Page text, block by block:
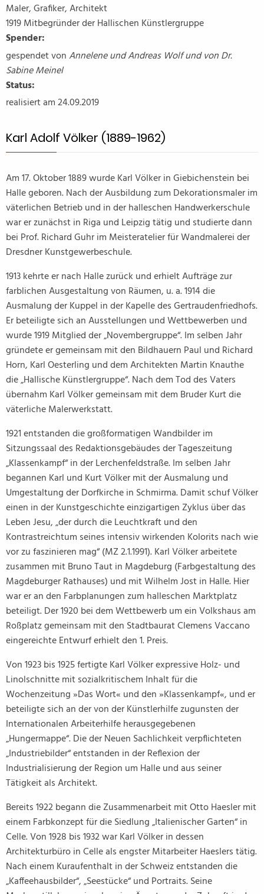
Maler, Grafiker, Architekt
1919 Mitbegründer der Hallischen Künstlergruppe
Spender:
gespendet vonAnnelene und Andreas Wolf und von Dr.
Sabine Meinel
Status:
realisiert am 24.09.2019
Karl Adolf Völker (1889-1962)
Am 17. Oktober 1889 wurde Karl Völker in Giebichenstein bei
Halle geboren. Nach der Ausbildung zum Dekorationsmaler im
väterlichen Betrieb und in der halleschen Handwerkerschule
war er zunächst in Riga und Leipzig tätig und studierte dann
bei Prof. Richard Guhr im Meisteratelier für Wandmalerei der
Dresdner Kunstgewerbeschule.
1913 kehrte er nach Halle zurück und erhielt Aufträge zur
farblichen Ausgestaltung von Räumen, u. a. 1914 die
Ausmalung der Kuppel in der Kapelle des Gertraudenfriedhofs.
Er beteiligte sich an Ausstellungen und Wettbewerben und
wurde 1919 Mitglied der „Novembergruppe“. Im selben Jahr
gründete er gemeinsam mit den Bildhauern Paul und Richard
Horn, Karl Oesterling und dem Architekten Martin Knauthe
die „Hallische Künstlergruppe“. Nach dem Tod des Vaters
übernahm Karl Völker gemeinsam mit dem Bruder Kurt die
väterliche Malerwerkstatt.
1921 entstanden die großformatigen Wandbilder im
Sitzungssaal des Redaktionsgebäudes der Tageszeitung
„Klassenkampf“ in der Lerchenfeldstraße. Im selben Jahr
begannen Karl und Kurt Völker mit der Ausmalung und
Umgestaltung der Dorfkirche in Schmirma. Damit schuf Völker
einen in der Kunstgeschichte einzigartigen Zyklus über das
Leben Jesu, „der durch die Leuchtkraft und den
Kontrastreichtum seines intensiv wirkenden Kolorits nach wie
vor zu faszinieren mag“ (MZ 2.1.1991). Karl Völker arbeitete
zusammen mit Bruno Taut in Magdeburg (Farbgestaltung des
Magdeburger Rathauses) und mit Wilhelm Jost in Halle. Hier
war er an den Farbplanungen zum halleschen Marktplatz
beteiligt. Der 1920 bei dem Wettbewerb um ein Volkshaus am
Roßplatz gemeinsam mit den Stadtbaurat Clemens Vaccano
eingereichte Entwurf erhielt den 1. Preis.
Von 1923 bis 1925 fertigte Karl Völker expressive Holz- und
Linolschnitte mit sozialkritischem Inhalt für die
Wochenzeitung »Das Wort« und den »Klassenkampf«, und er
beteiligte sich an der von der Künstlerhilfe zugunsten der
Internationalen Arbeiterhilfe herausgegebenen
„Hungermappe“. Die der Neuen Sachlichkeit verpflichteten
„Industriebilder“ entstanden in der Reflexion der
Industrialisierung der Region um Halle und aus seiner
Tätigkeit als Architekt.
Bereits 1922 begann die Zusammenarbeit mit Otto Haesler mit
einem Farbkonzept für die Siedlung „Italienischer Garten“ in
Celle. Von 1928 bis 1932 war Karl Völker in dessen
Architekturbüro in Celle als engster Mitarbeiter Haeslers tätig.
Nach einem Kuraufenthalt in der Schweiz entstanden die
„Kaffeehausbilder“, „Seestücke“ und Portraits. Seine